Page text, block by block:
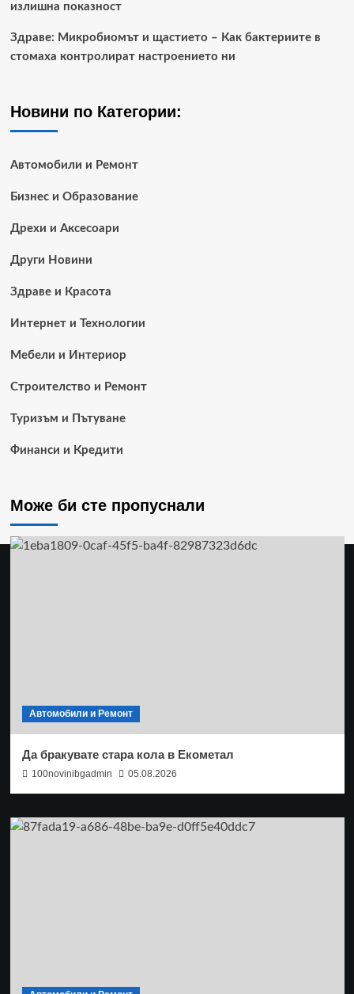
излишна показност
Здраве: Микробиомът и щастието – Как бактериите в
стомаха контролират настроението ни
Новини по Категории:
Автомобили и Ремонт
Бизнес и Образование
Дрехи и Аксесоари
Други Новини
Здраве и Красота
Интернет и Технологии
Мебели и Интериор
Строителство и Ремонт
Туризъм и Пътуване
Финанси и Кредити
Може би сте пропуснали
Автомобили и Ремонт
Да бракувате стара кола в Екометал
100novinibgadmin 05.08.2026